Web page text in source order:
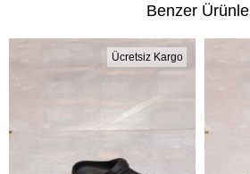
Benzer
Ücretsiz Kargo